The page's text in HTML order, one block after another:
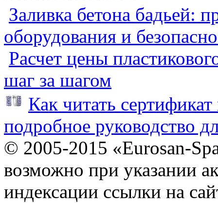
Заливка бетона бадьей:
оборудования и
Расчет цены
шаг за шагом
Как читать
подробное руководство
© 2005-2015 «Eurosan-
возможно при указании
индексации ссылки на